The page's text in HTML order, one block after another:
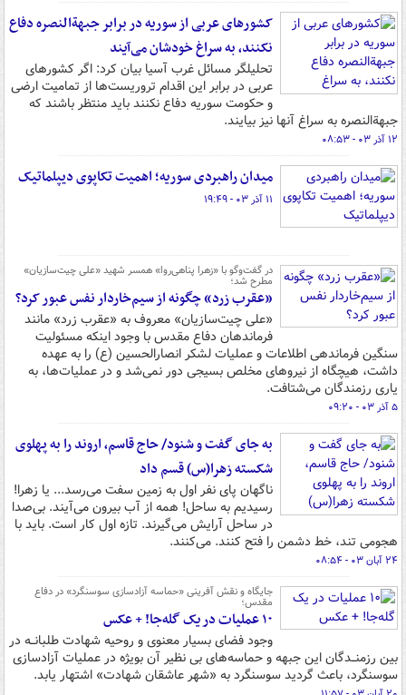
کشورهای عربی از سوریه در برابر جبهة‌النصره دفاع
نکنند، به سراغ خودشان می‌آیند
تحلیلگر مسائل غرب آسیا بیان کرد: اگر کشورهای
عربی در برابر این اقدام تروریست‌ها از تمامیت ارضی
و حکومت سوریه دفاع نکنند باید منتظر باشند که
جبهة‌النصره به سراغ آنها نیز بیایند.
۱۲ آذر ۰۳ - ۰۸:۵۳
میدان راهبردی سوریه؛ اهمیت تکاپوی دیپلماتیک
۱۱ آذر ۰۳ - ۱۹:۴۹
در گفت‌وگو با «زهرا پناهی‌روا» همسر شهید «علی چیت‌سازیان»
مطرح شد؛
«عقرب زرد» چگونه از سیم‌خاردار نفس عبور کرد؟
«علی چیت‌سازیان» معروف به «عقرب زرد» مانند
فرماندهان دفاع مقدس با وجود اینکه مسئولیت
سنگین فرماندهی اطلاعات و عملیات لشکر انصارالحسین (ع) را به عهده
داشت، هیچگاه از نیروهای مخلص بسیجی دور نمی‌شد و در عملیات‌ها، به
یاری رزمندگان می‌شتافت.
۵ آذر ۰۳ - ۰۹:۲۰
به جای گفت و شنود/ حاج قاسم، اروند را به پهلوی
شکسته زهرا(س) قسم داد
ناگهان پای نفر اول به زمین سفت می‌رسد... یا زهرا!
رسیدیم به ساحل! همه از آب بیرون می‌آیند. بی‌صدا
در ساحل آرایش می‌گیرند. تازه اول کار است. باید با
هجومی تند، خط دشمن را فتح کنند. می‌کنند.
۲۴ آبان ۰۳ - ۰۸:۵۴
جایگاه و نقش آفرینی «حماسه آزادسازی سوسنگرد» در دفاع
مقدس؛
۱۰ عملیات در یک گله‌جا! + عکس
وجود فضای بسیار معنوی و روحیه شهادت طلبانــه در
بین رزمنــدگان این جبهه و حماسه‌های بی نظیر آن بویژه در عملیات آزادسازی
سوسنگرد، باعث گردید سوسنگرد به «شهر عاشقان شهادت» اشتهار یابد.